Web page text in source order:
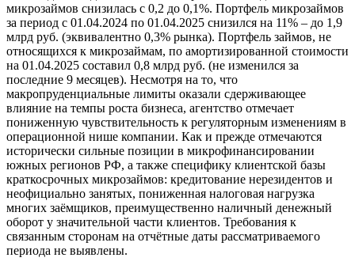
микрозаймов снизилась с 0,2 до 0,1%. Портфель микрозаймов
за период с 01.04.2024 по 01.04.2025 снизился на 11% – до 1,9
млрд руб. (эквивалентно 0,3% рынка). Портфель займов, не
относящихся к микрозаймам, по амортизированной стоимости
на 01.04.2025 составил 0,8 млрд руб. (не изменился за
последние 9 месяцев). Несмотря на то, что
макропруденциальные лимиты оказали сдерживающее
влияние на темпы роста бизнеса, агентство отмечает
пониженную чувствительность к регуляторным изменениям в
операционной нише компании. Как и прежде отмечаются
исторически сильные позиции в микрофинансировании
южных регионов РФ, а также специфику клиентской базы
краткосрочных микрозаймов: кредитование нерезидентов и
неофициально занятых, пониженная налоговая нагрузка
многих заёмщиков, преимущественно наличный денежный
оборот у значительной части клиентов. Требования к
связанным сторонам на отчётные даты рассматриваемого
периода не выявлены.